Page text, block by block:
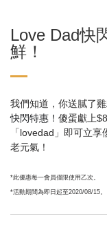
Love Dad快
鮮！
我們知道，你送膩了
快閃特惠！ 傻蛋獻上
「lovedad」即可立
老元氣！
*此優惠每一會員僅限使用乙次。
*活動期間為即日起至2020/08/15。